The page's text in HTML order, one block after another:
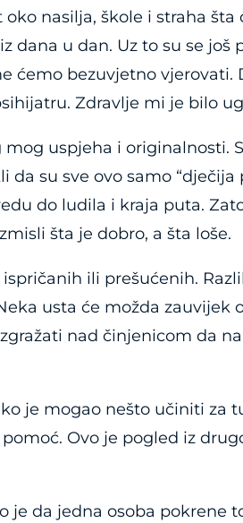
nasilja, škole i straha šta
dana u dan. Uz to su se još
ćemo bezuvjetno vjerovati.
Zdravlje mi je bilo
uspjeha i originalnosti.
su sve ovo samo “dječija
do ludila i kraja puta.
šta je dobro, a šta loše.
ili prešućenih.
usta će možda zauvijek
nad činjenicom da
je mogao nešto učiniti za
Ovo je pogled iz
je da jedna osoba pokrene